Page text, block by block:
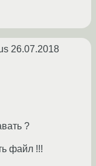
26.07.2018
?
файл !!!